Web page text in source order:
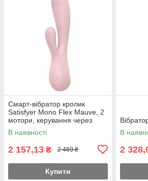
Смарт-вібратор кролик
Satisfyer Mono Flex Mauve, 2
мотори, керування через
інтернет Feromon
В наявності
2 157,13 ₴ 2 469 ₴
Купити
В
2